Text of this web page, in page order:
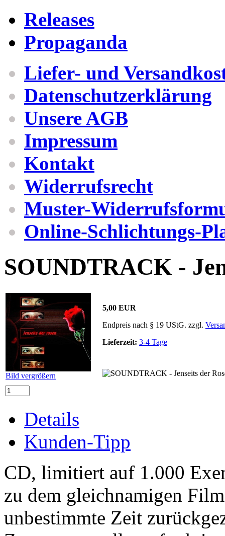
Releases
Propaganda
Liefer- und
Datenschutzerklärung
Unsere AGB
Impressum
Kontakt
Widerrufsrecht
Muster-
Online-Schlichtungs-
SOUNDTRACK -
Bild vergrößern
5,00 EUR
Endpreis nach § 19 UStG. zzgl.
Lieferzeit: 3-4 Tage
Details
Kunden-Tipp
CD, limitiert auf 1.000
zu dem gleichnamigen
unbestimmte Zeit